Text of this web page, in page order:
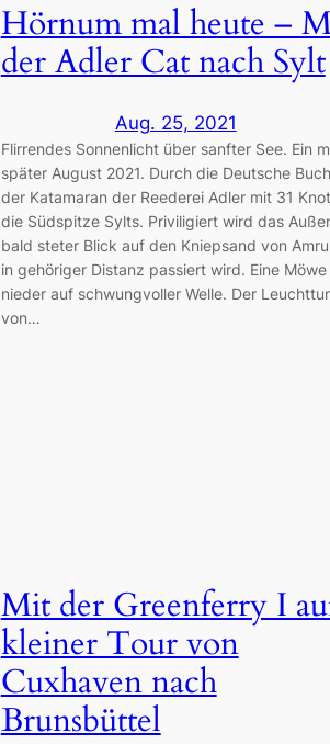
Hörnum mal heute –
der Adler Cat nach Sylt
Aug. 25, 2021
Flirrendes Sonnenlicht über sanfter See. Ein
später August 2021. Durch die Deutsche
der Katamaran der Reederei Adler mit 31
die Südspitze Sylts. Priviligiert wird das
bald steter Blick auf den Kniepsand von
in gehöriger Distanz passiert wird. Eine
nieder auf schwungvoller Welle. Der
von…
Mit der Greenferry I
kleiner Tour von
Cuxhaven nach
Brunsbüttel